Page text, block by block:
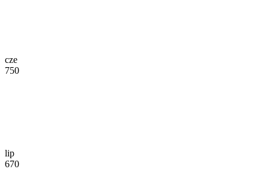
cze
750
lip
670